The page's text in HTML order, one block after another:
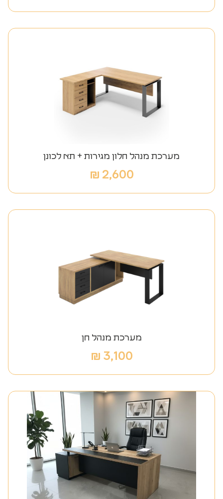
מערכת מנהל חלון מגירות + תא לכונן
2,600
₪
מערכת מנהל חן
3,100
₪